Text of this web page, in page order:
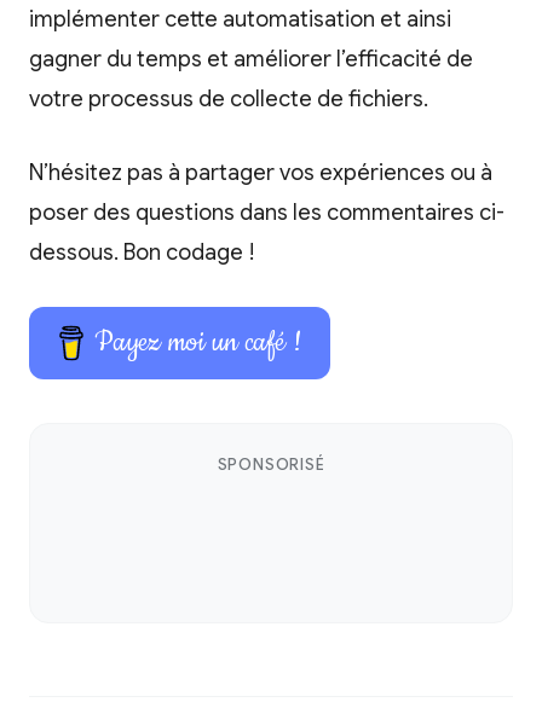
implémenter cette automatisation et ainsi
gagner du temps et améliorer l’efficacité de
votre processus de collecte de fichiers.
N’hésitez pas à partager vos expériences ou à
poser des questions dans les commentaires ci-
dessous. Bon codage !
Payez moi un café !
SPONSORISÉ